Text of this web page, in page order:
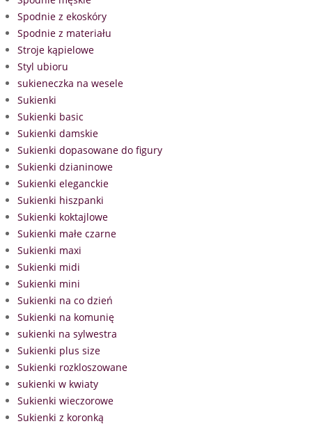
Spodnie z ekoskóry
Spodnie z materiału
Stroje kąpielowe
Styl ubioru
sukieneczka na wesele
Sukienki
Sukienki basic
Sukienki damskie
Sukienki dopasowane do figury
Sukienki dzianinowe
Sukienki eleganckie
Sukienki hiszpanki
Sukienki koktajlowe
Sukienki małe czarne
Sukienki maxi
Sukienki midi
Sukienki mini
Sukienki na co dzień
Sukienki na komunię
sukienki na sylwestra
Sukienki plus size
Sukienki rozkloszowane
sukienki w kwiaty
Sukienki wieczorowe
Sukienki z koronką